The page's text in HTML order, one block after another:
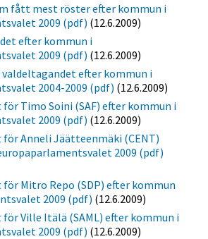
fått mest röster efter kommun i
2009 (pdf) (12.6.2009)
efter kommun i
2009 (pdf) (12.6.2009)
valdeltagandet efter kommun i
2004-2009 (pdf) (12.6.2009)
för Timo Soini (SAF) efter kommun i
2009 (pdf) (12.6.2009)
för Anneli Jäätteenmäki (CENT)
2009 (pdf)
för Mitro Repo (SDP) efter kommun
2009 (pdf) (12.6.2009)
för Ville Itälä (SAML) efter kommun i
2009 (pdf) (12.6.2009)